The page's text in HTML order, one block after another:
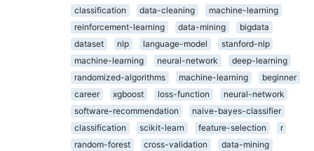
classification
data-cleaning
machine-learning
reinforcement-learning
data-mining
bigdata
dataset
nlp language-model
stanford-nlp
machine-learning
neural-network
deep-learning
randomized-algorithms
machine-learning
beginner
career
xgboost loss-function
neural-network
software-recommendation
naive-bayes-classifier
classification
scikit-learn feature-selection
r
random-forest
cross-validation
data-mining